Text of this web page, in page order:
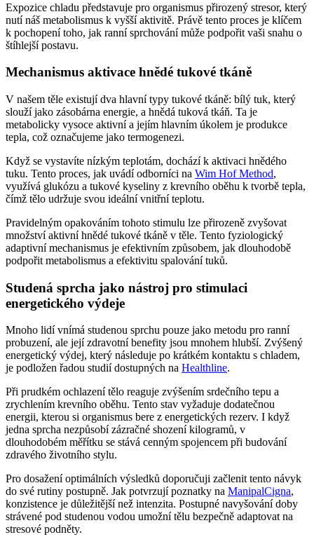
Expozice chladu představuje pro organismus přirozený stresor, který
nutí náš metabolismus k vyšší aktivitě. Právě tento proces je klíčem
k pochopení toho, jak ranní sprchování může podpořit vaši snahu o
štíhlejší postavu.
Mechanismus aktivace hnědé tukové tkáně
V našem těle existují dva hlavní typy tukové tkáně: bílý tuk, který
slouží jako zásobárna energie, a hnědá tuková tkáň. Ta je
metabolicky vysoce aktivní a jejím hlavním úkolem je produkce
tepla, což označujeme jako termogenezi.
Když se vystavíte nízkým teplotám, dochází k aktivaci hnědého
tuku. Tento proces, jak uvádí odborníci na Wim Hof Method,
využívá glukózu a tukové kyseliny z krevního oběhu k tvorbě tepla,
čímž tělo udržuje svou ideální vnitřní teplotu.
Pravidelným opakováním tohoto stimulu lze přirozeně zvyšovat
množství aktivní hnědé tukové tkáně v těle. Tento fyziologický
adaptivní mechanismus je efektivním způsobem, jak dlouhodobě
podpořit metabolismus a efektivitu spalování tuků.
Studená sprcha jako nástroj pro stimulaci
energetického výdeje
Mnoho lidí vnímá studenou sprchu pouze jako metodu pro ranní
probuzení, ale její zdravotní benefity jsou mnohem hlubší. Zvýšený
energetický výdej, který následuje po krátkém kontaktu s chladem,
je podložen řadou studií dostupných na Healthline.
Při prudkém ochlazení tělo reaguje zvýšením srdečního tepu a
zrychlením krevního oběhu. Tento stav vyžaduje dodatečnou
energii, kterou si organismus bere z energetických rezerv. I když
jedna sprcha nezpůsobí zázračné shození kilogramů, v
dlouhodobém měřítku se stává cenným spojencem při budování
zdravého životního stylu.
Pro dosažení optimálních výsledků doporučuji začlenit tento návyk
do své rutiny postupně. Jak potvrzují poznatky na ManipalCigna,
konzistence je důležitější než intenzita. Postupné navyšování doby
strávené pod studenou vodou umožní tělu bezpečně adaptovat na
stresové podněty.